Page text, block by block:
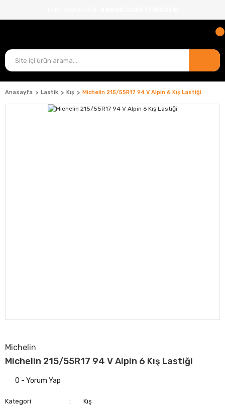
Anasayfa Lastik Kış Michelin 215/55R17 94 V Alpin 6 Kış Lastiği
Michelin
Michelin 215/55R17 94 V Alpin 6 Kış Lastiği
0 - Yorum Yap
Kategori
Kış